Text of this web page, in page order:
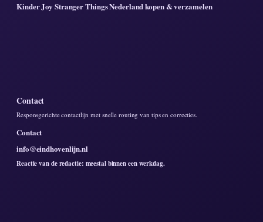
Kinder Joy Stranger Things Nederland kopen & verzamelen
Contact
Responsgerichte contactlijn met snelle routing van tips en correcties.
Contact
info@eindhovenlijn.nl
Reactie van de redactie: meestal binnen een werkdag.